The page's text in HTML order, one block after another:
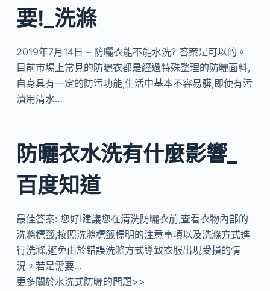
要!_洗滌
2019年7月14日 – 防曬衣能不能水洗? 答案是可以的。
目前市場上常見的防曬衣都是經過特殊整理的防曬面料,
自身具有一定的防污功能,生活中基本不容易髒,即使有污
漬用清水…
防曬衣水洗有什麼影響_
百度知道
最佳答案: 您好!建議您在清洗防曬衣前,查看衣物內部的
洗滌標籤,按照洗滌標籤標明的注意事項以及洗滌方式進
行洗滌,避免由於錯誤洗滌方式導致衣服出現受損的情
況。若是需要…
更多關於水洗式防曬的問題>>